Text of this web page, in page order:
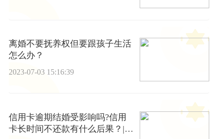
离婚不要抚养权但要跟孩子生活
怎么办？
2023-07-03 15:16:39
信用卡逾期结婚受影响吗?信用
卡长时间不还款有什么后果？|世